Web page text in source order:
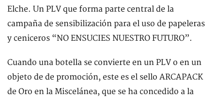
Elche. Un PLV que forma parte central de la
campaña de sensibilización para el uso de papeleras
y ceniceros “NO ENSUCIES NUESTRO FUTURO”.
Cuando una botella se convierte en un PLV o en un
objeto de de promoción, este es el sello ARCAPACK
de Oro en la Miscelánea, que se ha concedido a la